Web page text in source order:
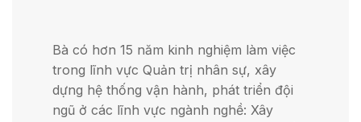
Bà có hơn 15 năm kinh nghiệm làm việc
trong lĩnh vực Quản trị nhân sự, xây
dựng hệ thống vận hành, phát triển đội
ngũ ở các lĩnh vực ngành nghề: Xây